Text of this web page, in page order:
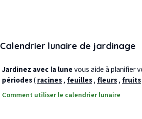
Calendrier lunaire de jardinage
Jardinez avec la lunevous aide à planifier
périodes(racines, feuilles, fleurs, fruits
Comment utiliser le calendrier lunaire